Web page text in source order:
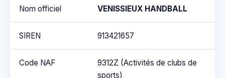
Nom officiel VENISSIEUX HANDBALL
SIREN 913421657
Code NAF
9312Z (Activités de clubs de
sports)